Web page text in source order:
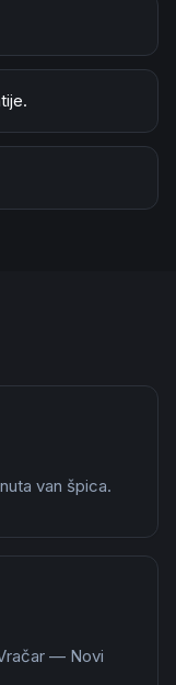
van špica.
— Novi